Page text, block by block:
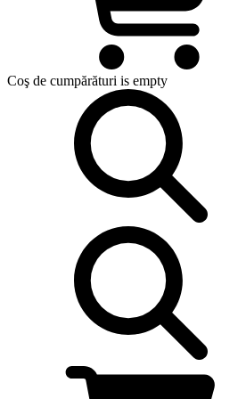
Coş de cumpărături is empty